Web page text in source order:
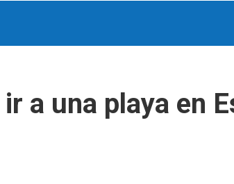
a una playa en